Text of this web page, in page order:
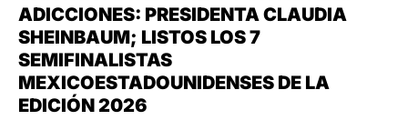
ADICCIONES: PRESIDENTA CLAUDIA
SHEINBAUM; LISTOS LOS 7
SEMIFINALISTAS
MEXICOESTADOUNIDENSES DE LA
EDICIÓN 2026